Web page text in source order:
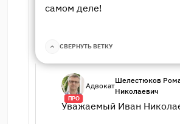
самом деле!
СВЕРНУТЬ ВЕТКУ
ПРО
Адвокат
Шелестюков
Николаевич
Уважаемый Иван